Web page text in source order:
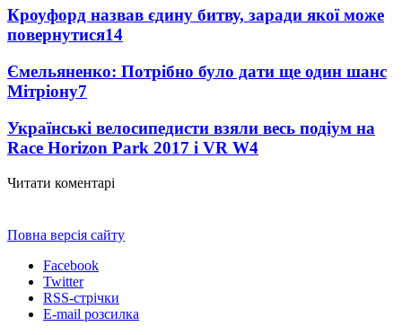
Кроуфорд назвав єдину битву, заради якої може
повернутися14
Ємельяненко: Потрібно було дати ще один шанс
Мітріону7
Українські велосипедисти взяли весь подіум на
Race Horizon Park 2017 і VR W4
Читати коментарі
Повна версія сайту
Facebook
Twitter
RSS-стрічки
E-mail розсилка